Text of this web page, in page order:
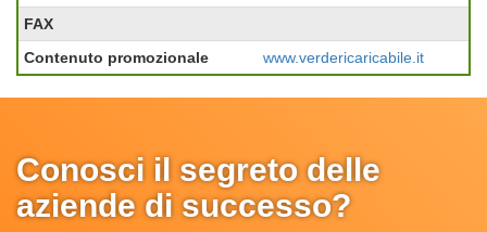
FAX
Contenuto promozionale
www.verdericaricabile.it
Conosci il segreto delle
aziende di successo?